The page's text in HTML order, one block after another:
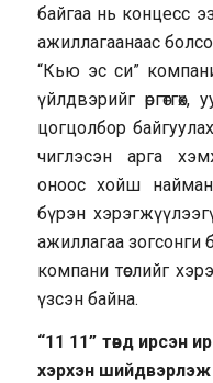
байгаа нь концесс
ажиллагаанаас
“Кью эс си”
үйлдвэрийг
цогцолбор
чиглэсэн арга
оноос хойш найман
бүрэн
ажиллагаа зогсонги
компани төслийг
үзсэн байна.
“11 11” төвд ирсэн
хэрхэн шийдвэрлэж